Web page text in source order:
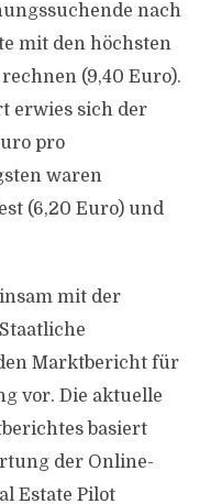
nach
mit den höchsten
(9,40 Euro).
erwies sich der
pro
waren
(6,20 Euro) und
mit der
Marktbericht für
vor. Die aktuelle
basiert
der Online-
Estate Pilot